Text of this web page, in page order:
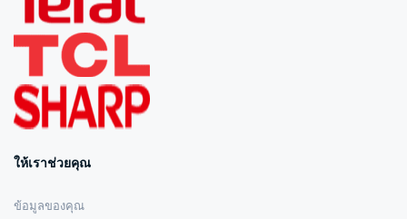
ให้เราช่วยคุณ
ข้อมูลของคุณ